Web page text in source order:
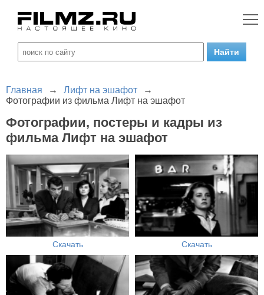
Главная → Лифт на эшафот
→
Фотографии из фильма Лифт на эшафот
Фотографии, постеры и кадры из
фильма Лифт на эшафот
Скачать Скачать